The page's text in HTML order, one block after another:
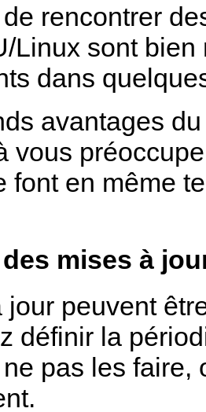
rencontrer
Linux sont
dans
avantages
vous
font en même
mises à
jour peuvent
définir la
pas les faire,